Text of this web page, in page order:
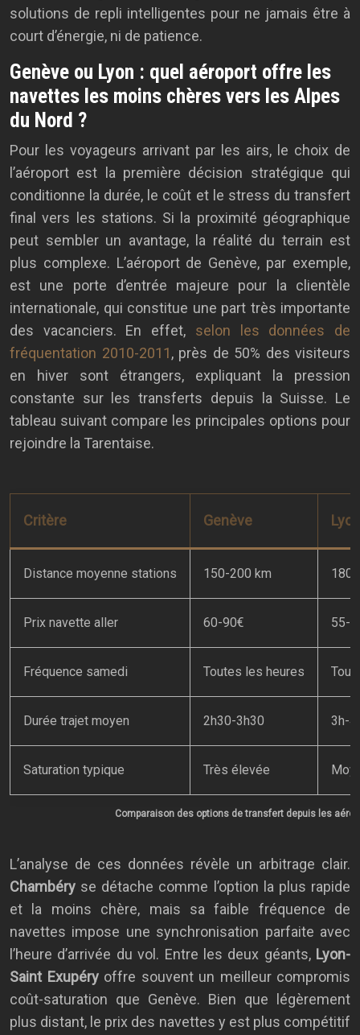
solutions de repli intelligentes pour ne jamais être à
court d’énergie, ni de patience.
Genève ou Lyon : quel aéroport offre les
navettes les moins chères vers les Alpes
du Nord ?
Pour les voyageurs arrivant par les airs, le choix de
l’aéroport est la première décision stratégique qui
conditionne la durée, le coût et le stress du transfert
final vers les stations. Si la proximité géographique
peut sembler un avantage, la réalité du terrain est
plus complexe. L’aéroport de Genève, par exemple,
est une porte d’entrée majeure pour la clientèle
internationale, qui constitue une part très importante
des vacanciers. En effet, selon les données de
fréquentation 2010-2011, près de 50% des visiteurs
en hiver sont étrangers, expliquant la pression
constante sur les transferts depuis la Suisse. Le
tableau suivant compare les principales options pour
rejoindre la Tarentaise.
Comparaison des options de transfert depuis les
Critère Genève
Distance moyenne stations 150-200 km
Prix navette aller 60-90€ 55-
Fréquence samedi Toutes les heures
Durée trajet moyen 2h30-3h30 3h-
Saturation typique Très élevée
L’analyse de ces données révèle un arbitrage clair.
Chambéry se détache comme l’option la plus rapide
et la moins chère, mais sa faible fréquence de
navettes impose une synchronisation parfaite avec
l’heure d’arrivée du vol. Entre les deux géants, Lyon-
Saint Exupéryoffre souvent un meilleur compromis
coût-saturation que Genève. Bien que légèrement
plus distant, le prix des navettes y est plus compétitif